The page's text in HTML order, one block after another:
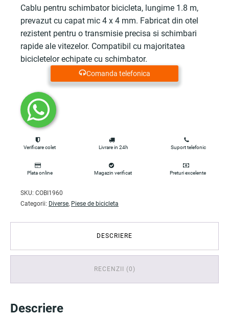
Cablu pentru schimbator bicicleta, lungime 1.8 m,
prevazut cu capat mic 4 x 4 mm. Fabricat din otel
rezistent pentru o transmisie precisa si schimbari
rapide ale vitezelor. Compatibil cu majoritatea
bicicletelor echipate cu schimbator.
Comanda telefonica
Verificare colet Livrare in 24h Suport telefonic
Plata online Magazin verificat Preturi excelente
SKU: COBI1960
Categorii: Diverse, Piese de bicicleta
DESCRIERE
RECENZII (0)
Descriere